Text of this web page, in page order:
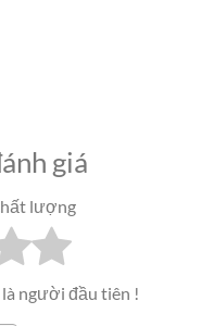
giá
lượng
là người đầu tiên !